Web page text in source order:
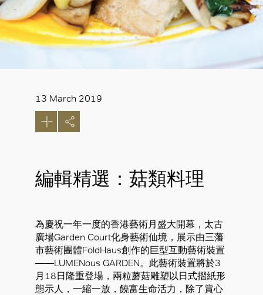
13 March 2019
編輯精選：菇類料理
為慶祝一年一度的香港藝術月盛大開幕，太古
廣場Garden Court化身藝術仙境，展示由三藩
市藝術團體FoldHaus創作的巨型互動藝術裝置
——LUMENous GARDEN。此藝術裝置將於3
月18日隆重登場，兩粒蘑菇雕塑以日式摺紙形
態示人，一縮一放，饒富生命活力，除了賞心